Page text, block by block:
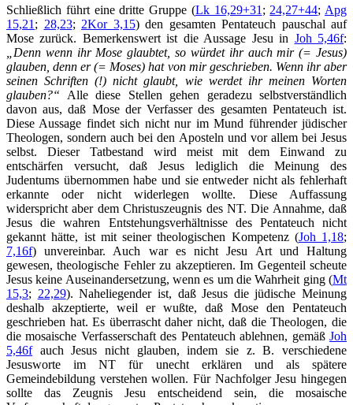
Schließlich führt eine dritte Gruppe (Lk 16,29+31 ; 24,27+44; Apg
15,21 ; 28,23; 2Kor 3,15) den gesamten Pentateuch pauschal auf
Mose zurück. Bemerkenswert ist die Aussage Jesu in Joh 5,46f:
„Denn wenn ihr Mose glaubtet, so würdet ihr auch mir (= Jesus)
glauben, denn er (= Moses) hat von mir geschrieben. Wenn ihr aber
seinen Schriften (!) nicht glaubt, wie werdet ihr meinen Worten
glauben?“ Alle diese Stellen gehen geradezu selbstverständlich
davon aus, daß Mose der Verfasser des gesamten Pentateuch ist.
Diese Aussage findet sich nicht nur im Mund führender jüdischer
Theologen, sondern auch bei den Aposteln und vor allem bei Jesus
selbst. Dieser Tatbestand wird meist mit dem Einwand zu
entschärfen versucht, daß Jesus lediglich die Meinung des
Judentums übernommen habe und sie entweder nicht als fehlerhaft
erkannte oder nicht widerlegen wollte. Diese Auffassung
widerspricht aber dem Christuszeugnis des NT. Die Annahme, daß
Jesus die wahren Entstehungsverhältnisse des Pentateuch nicht
gekannt hätte, ist mit seiner theologischen Kompetenz (Joh 1,18;
7,16f) unvereinbar. Auch war es nicht Jesu Art und Haltung
gewesen, theologische Fehler zu akzeptieren. Im Gegenteil scheute
Jesus keine Auseinandersetzung, wenn es um die Wahrheit ging (Mt
15,3; 22,29). Naheliegender ist, daß Jesus die jüdische Meinung
deshalb akzeptierte, weil er wußte, daß Mose den Pentateuch
geschrieben hat. Es überrascht daher nicht, daß die Theologen, die
die mosaische Verfasserschaft des Pentateuch ablehnen, gemäß Joh
5,46fauch Jesus nicht glauben, indem sie z. B. verschiedene
Jesusworte im NT für unecht erklären und als spätere
Gemeindebildung verstehen wollen. Für Nachfolger Jesu hingegen
sollte das Zeugnis Jesu entscheidend sein, die mosaische